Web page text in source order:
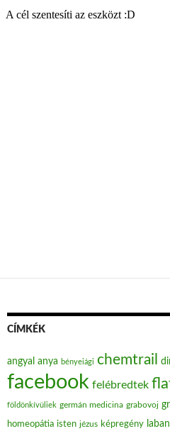
CÍMKÉK
angyal anya bényeiági chemtrail
facebook felébredtek
földönkívüliek germán medicina grabovoj
homeopátia isten jézus képregény